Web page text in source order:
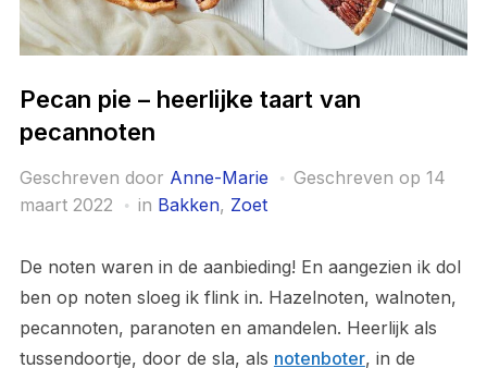
Pecan pie – heerlijke taart van
pecannoten
Geschreven door Anne-Marie Geschreven op 14
maart 2022
in Bakken, Zoet
De noten waren in de aanbieding! En aangezien ik dol
ben op noten sloeg ik flink in. Hazelnoten, walnoten,
pecannoten, paranoten en amandelen. Heerlijk als
tussendoortje, door de sla, als notenboter, in de